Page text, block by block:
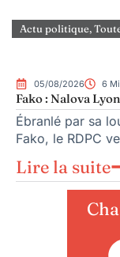
Actu politique,
05/08/2026 6
Fako : Nalova
Ébranlé par sa
Fako, le RDPC
Lire la suite